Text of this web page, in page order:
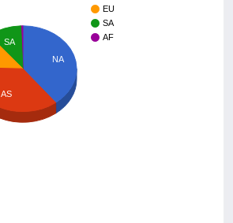
EU
SA
AF
NA
SA
AS